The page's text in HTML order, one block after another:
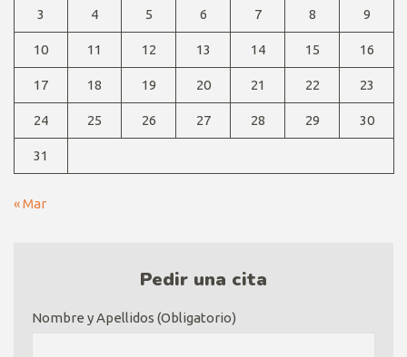
3 4 5 6 7 8 9
10 11 12 13 14 15 16
17 18 19 20 21 22 23
24 25 26 27 28 29 30
31
« Mar
Pedir una cita
Nombre y Apellidos (Obligatorio)